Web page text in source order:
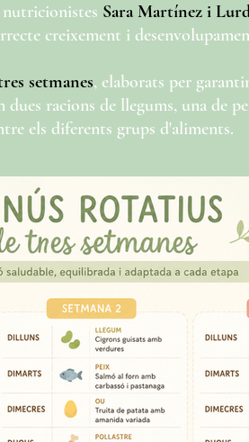
nutricionistes Sara Martínez i
creixement i
setmanes, elaborats per
racions de llegums, una de
els diferents grups d'aliments.